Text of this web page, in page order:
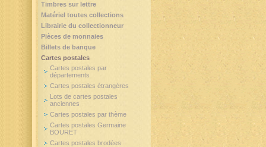
Timbres sur lettre
Matériel toutes collections
Librairie du collectionneur
Pièces de monnaies
Billets de banque
Cartes postales
Cartes postales par
départements
Cartes postales étrangères
Lots de cartes postales
anciennes
Cartes postales par thème
Cartes postales Germaine
BOURET
Cartes postales brodées